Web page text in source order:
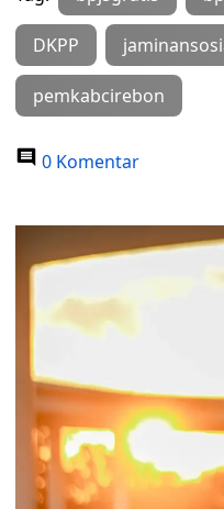
DKPP
pemkabcirebon
0 Komentar